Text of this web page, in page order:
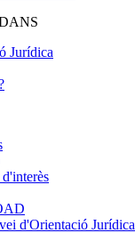
Jurídica
d'Orientació Jurídica